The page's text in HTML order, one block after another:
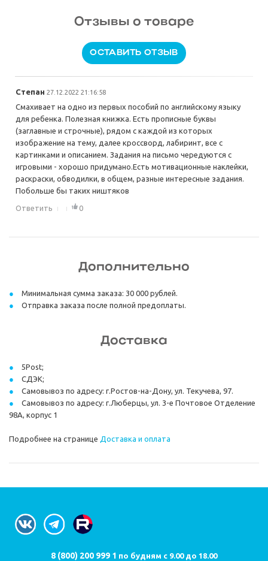
Отзывы о товаре
ОСТАВИТЬ ОТЗЫВ
Степан 27.12.2022 21:16:58
Смахивает на одно из первых пособий по английскому языку
для ребенка. Полезная книжка. Есть прописные буквы
(заглавные и строчные), рядом с каждой из которых
изображение на тему, далее кроссворд, лабиринт, все с
картинками и описанием. Задания на письмо чередуются с
игровыми - хорошо придумано.Есть мотивационные наклейки,
раскраски, обводилки, в общем, разные интересные задания.
Побольше бы таких ништяков
Ответить 0
Дополнительно
Минимальная сумма заказа: 30 000 рублей.
Отправка заказа после полной предоплаты.
Доставка
5Post;
СДЭК;
Самовывоз по адресу: г.Ростов-на-Дону, ул. Текучева, 97.
Самовывоз по адресу: г.Люберцы, ул. 3-е Почтовое Отделение
98А, корпус 1
Подробнее на странице Доставка и оплата
8 (800) 200 999 1 по будням с 9.00 до 18.00